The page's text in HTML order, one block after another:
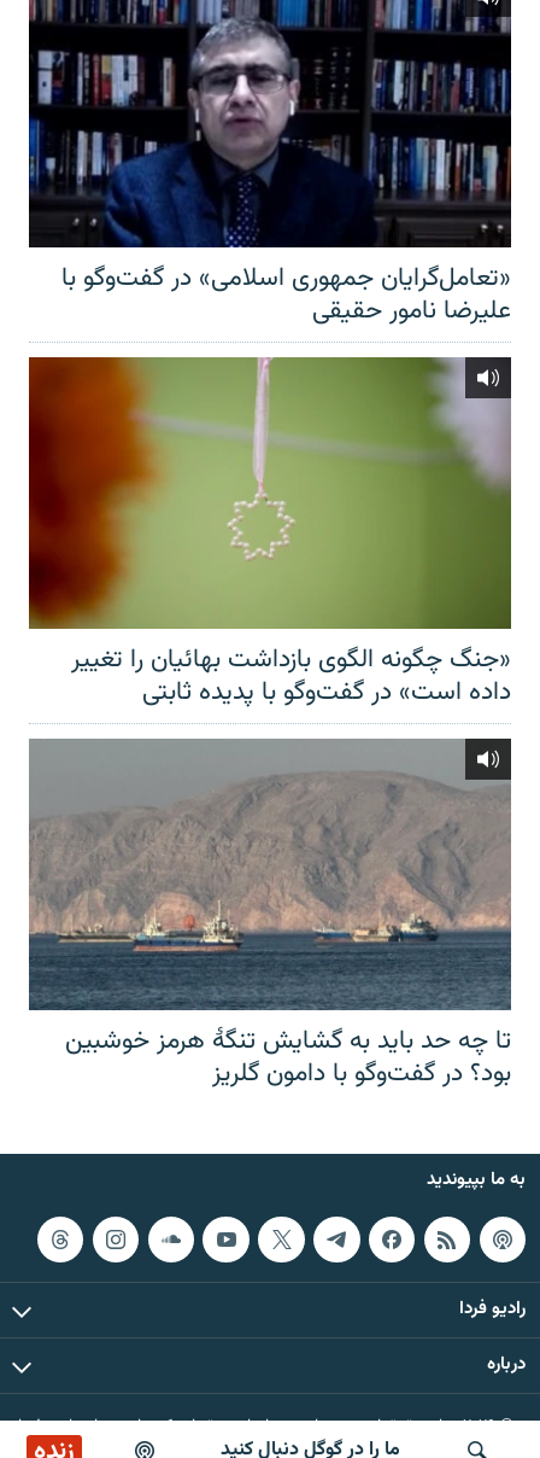
ما را در گوگل دنبال کنید
«تعامل‌گرایان جمهوری اسلامی» در گفت‌وگو با
علیرضا نامور حقیقی
«جنگ چگونه الگوی بازداشت بهائیان را تغییر
داده است» در گفت‌وگو با پدیده ثابتی
تا چه حد باید به گشایش تنگهٔ هرمز خوشبین
بود؟ در گفت‌وگو با دامون گلریز
به ما بپیوندید
رادیو فردا
درباره
© ۲۰۲۶ تمام حقوق این وب‌سایت، بر اساس مقررات کپی‌رایت، برای رادیو فردا
محفوظ است.